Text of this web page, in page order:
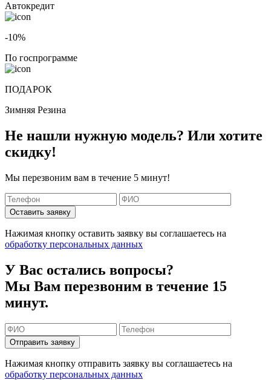
Автокредит
-10%
По госпрограмме
ПОДАРОК
Зимняя Резина
Не нашли нужную модель? Или хотите
скидку!
Мы перезвоним вам в течение 5 минут!
Оставить заявку
Нажимая кнопку оставить заявку вы соглашаетесь на
обработку персональных данных
У Вас остались вопросы?
Мы Вам перезвоним в течение 15
минут.
Отправить заявку
Нажимая кнопку отправить заявку вы соглашаетесь на
обработку персональных данных